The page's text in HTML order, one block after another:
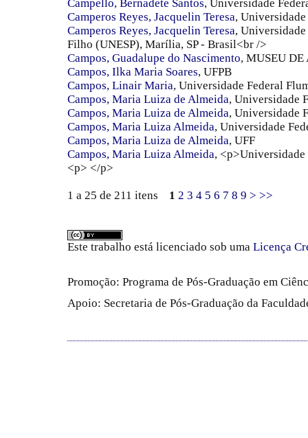
Campello, Bernadete Santos, Universidade
Camperos Reyes, Jacquelin Teresa,
Camperos Reyes, Jacquelin Teresa,
Filho (UNESP), Marília, SP - Brasil<br />
Campos, Guadalupe do Nascimento, MUSEU
Campos, Ilka Maria Soares, UFPB
Campos, Linair Maria, Universidade Federal
Campos, Maria Luiza de Almeida, Universidade
Campos, Maria Luiza de Almeida, Universidade
Campos, Maria Luiza Almeida, Universidade
Campos, Maria Luiza de Almeida, UFF
Campos, Maria Luiza Almeida,
<p> </p>
1 a 25 de 211 itens 1 2 3 4 5 6 7 8 9 > >>
Este trabalho está licenciado sob uma Licença
Promoção: Programa de Pós-Graduação em
Apoio: Secretaria de Pós-Graduação da